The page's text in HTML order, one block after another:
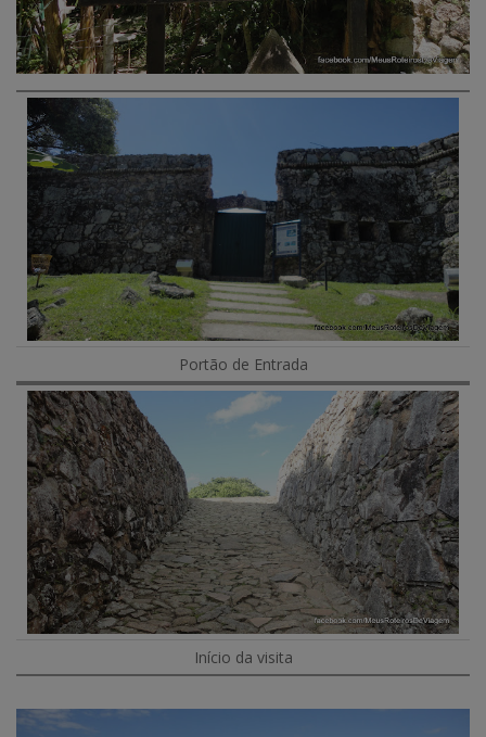
Portão de Entrada
Início da visita